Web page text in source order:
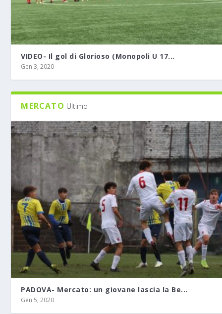
VIDEO- Il gol di Glorioso (Monopoli U 17...
Gen 3, 2020
MERCATO Ultimo
PADOVA- Mercato: un giovane lascia la Be...
Gen 5, 2020